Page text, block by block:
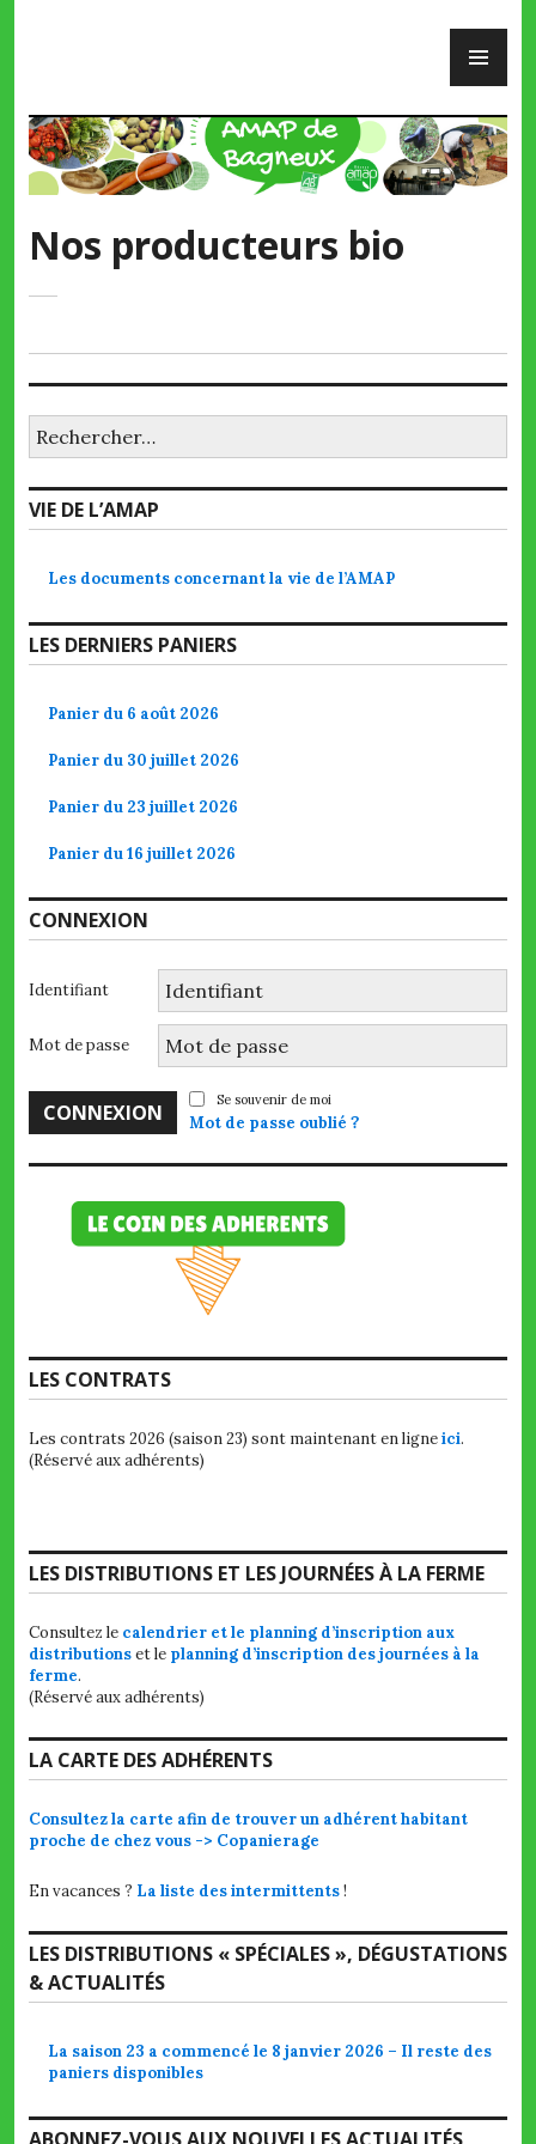
Nos producteurs bio
VIE DE L’AMAP
Les documents concernant la vie de l’AMAP
LES DERNIERS PANIERS
Panier du 6 août 2026
Panier du 30 juillet 2026
Panier du 23 juillet 2026
Panier du 16 juillet 2026
CONNEXION
Identifiant
Mot de passe
Se souvenir de moi
Mot de passe oublié ?
LES CONTRATS
Les contrats 2026 (saison 23) sont maintenant en ligneici.
(Réservé aux adhérents)
LES DISTRIBUTIONS ET LES JOURNÉES À LA FERME
Consultez le calendrier et le planning d’inscription aux
distributionset le planning d’inscription des journées à la
ferme.
(Réservé aux adhérents)
LA CARTE DES ADHÉRENTS
Consultez la carte afin de trouver un adhérent habitant
proche de chez vous -> Copanierage
En vacances ? La liste des intermittents!
LES DISTRIBUTIONS « SPÉCIALES », DÉGUSTATIONS
& ACTUALITÉS
La saison 23 a commencé le 8 janvier 2026 – Il reste des
paniers disponibles